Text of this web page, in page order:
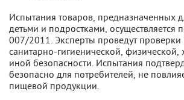
Испытания товаров, предназначенных
детьми и подростками, осуществляется
007/2011. Эксперты проведут
санитарно-гигиенической, физической,
иной безопасности. Испытания
безопасно для потребителей, не
пищевой продукции.